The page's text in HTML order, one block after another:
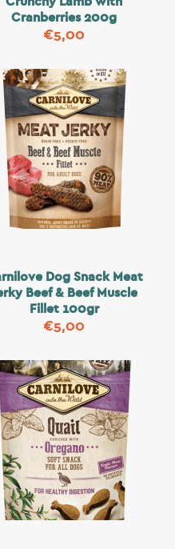
Cranberries 200g
€5,00
Dog Snack Meat
Beef & Beef Muscle
Fillet 100gr
€5,00